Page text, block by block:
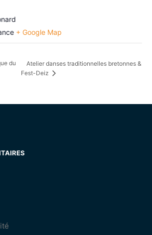
+ Google Map
du
Atelier danses traditionnelles bretonnes &
Fest-Deiz